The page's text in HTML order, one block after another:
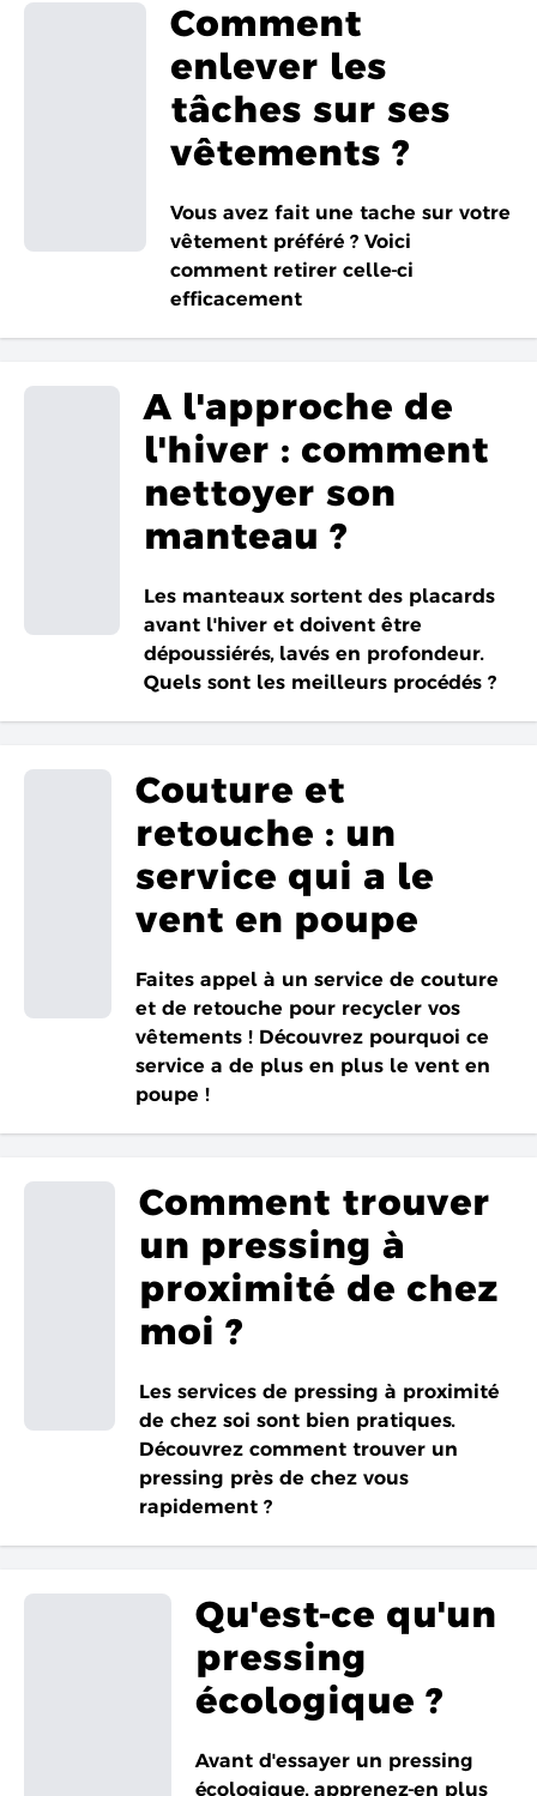
Comment
enlever les
tâches sur ses
vêtements ?
Vous avez fait une tache sur votre
vêtement préféré ? Voici
comment retirer celle-ci
efficacement
A l'approche de
l'hiver : comment
nettoyer son
manteau ?
Les manteaux sortent des placards
avant l'hiver et doivent être
dépoussiérés, lavés en profondeur.
Quels sont les meilleurs procédés ?
Couture et
retouche : un
service qui a le
vent en poupe
Faites appel à un service de couture
et de retouche pour recycler vos
vêtements ! Découvrez pourquoi ce
service a de plus en plus le vent en
poupe !
Comment trouver
un pressing à
proximité de chez
moi ?
Les services de pressing à proximité
de chez soi sont bien pratiques.
Découvrez comment trouver un
pressing près de chez vous
rapidement ?
Qu'est-ce qu'un
pressing
écologique ?
Avant d'essayer un pressing
écologique, apprenez-en plus